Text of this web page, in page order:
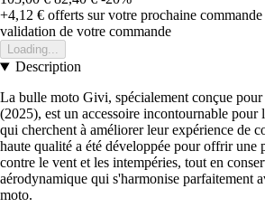
+4,12 € offerts sur votre prochaine commande
validation de votre commande
Loading...
Description
La bulle moto Givi, spécialement conçue pour
(2025), est un accessoire incontournable pour
qui cherchent à améliorer leur expérience de
haute qualité a été développée pour offrir une
contre le vent et les intempéries, tout en
aérodynamique qui s'harmonise parfaitement
moto.